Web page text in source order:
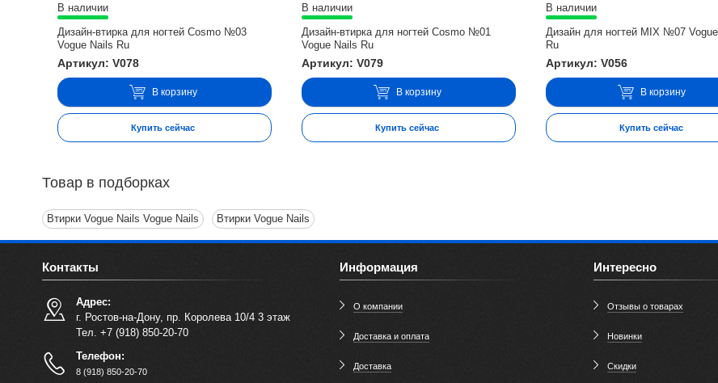
В наличии
Дизайн-втирка для ногтей Cosmo №03
Vogue Nails Ru
Артикул: V078
В корзину
Купить сейчас
В наличии
Дизайн-втирка для ногтей Cosmo №01
Vogue Nails Ru
Артикул: V079
В корзину
Купить сейчас
В наличии
Дизайн для ногтей MIX №07
Ru
Артикул: V056
В корзину
Купить сейчас
Товар в подборках
Втирки Vogue Nails Vogue Nails Втирки Vogue Nails
Контакты
Адрес:
г. Ростов-на-Дону, пр. Королева 10/4 3 этаж
Тел. +7 (918) 850-20-70
Телефон:
8 (918) 850-20-70
Информация
О компании
Доставка и оплата
Доставка
Интересно
Отзывы о товарах
Новинки
Скидки